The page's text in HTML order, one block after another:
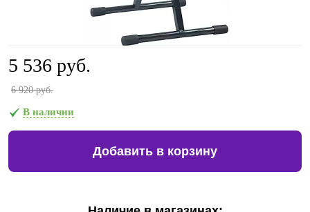
5 536 руб.
6 920 руб.
В наличии
Добавить в корзину